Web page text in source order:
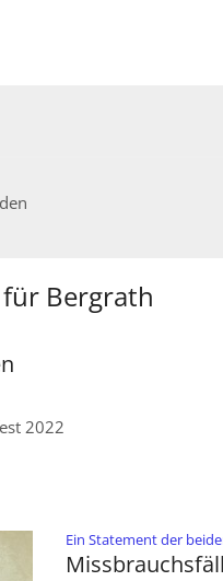
Bergrath
2022
Ein Statement der